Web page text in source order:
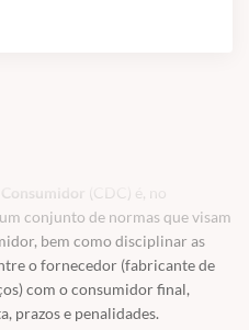
(CDC) é, no
conjunto de normas que visam
bem como disciplinar as
o fornecedor (fabricante de
com o consumidor final,
prazos e penalidades.